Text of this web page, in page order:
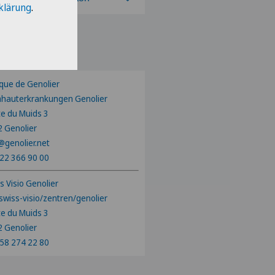
de Genolier
Genolier
du Muids 3
Genolier
366 90 00
Visio Genolier
visio/zentren/genolier
du Muids 3
Genolier
274 22 80
.